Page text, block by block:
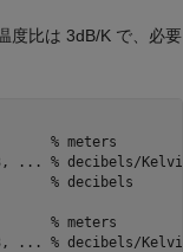
度比は 3dB/K で、必要
      % meters
...
% decibels/
% decibels
      % meters
...
% decibels/